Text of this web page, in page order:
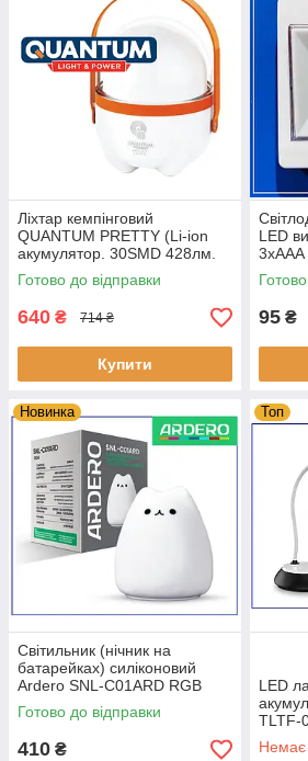
Ліхтар кемпінговий
QUANTUM PRETTY (Li-ion
акумулятор. 30SMD 428лм.
2.5годин. Димер. Сенсор)
Готово до відправки
640 ₴ 714 ₴
Купити
LED
3xAAA
95 ₴
Новинка
Світильник (нічник на
батарейках) силіконовий
Ardero SNL-С01ARD RGB
(кольоровий)
Готово до відправки
410 ₴
Топ
LED
TLTF-
USB
Немає